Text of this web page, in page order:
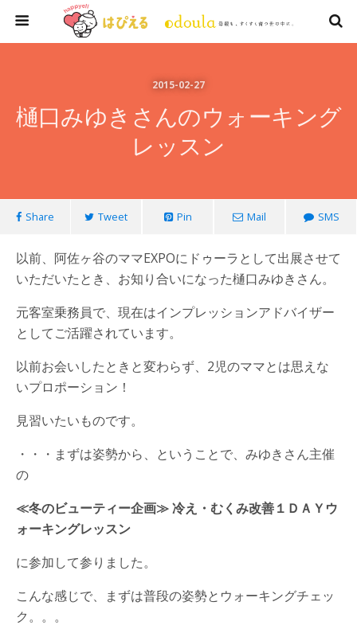
2015-02-27
樋口みゆきさんのウォーキング
レッスン
Share Tweet Pin Mail SMS
以前、阿佐ヶ谷のママEXPOにドゥーラとして出展させて
いただいたとき、お知り合いになった樋口みゆきさん。
元客室乗務員で、現在はインプレッションアドバイザー
としてご活躍されています。
以前お会いしたときと変わらず、2児のママとは思えな
いプロポーション！
見習いたいものです。
・・・まずは姿勢から、ということで、みゆきさん主催
の
≪冬のビューティー企画≫ 冷え・むくみ改善１ＤＡＹウ
ォーキングレッスン
に参加して参りました。
こんな感じで、まずは普段の姿勢とウォーキングチェッ
ク。。。